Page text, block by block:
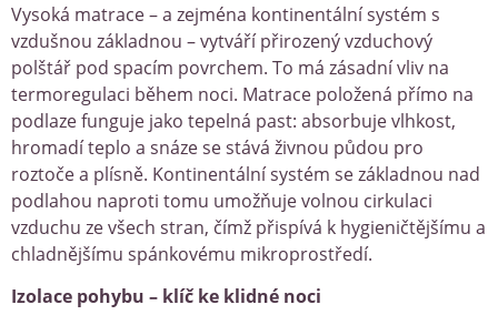
Vysoká matrace – a zejména kontinentální systém s
vzdušnou základnou – vytváří přirozený vzduchový
polštář pod spacím povrchem. To má zásadní vliv na
termoregulaci během noci. Matrace položená přímo na
podlaze funguje jako tepelná past: absorbuje vlhkost,
hromadí teplo a snáze se stává živnou půdou pro
roztoče a plísně. Kontinentální systém se základnou nad
podlahou naproti tomu umožňuje volnou cirkulaci
vzduchu ze všech stran, čímž přispívá k hygieničtějšímu a
chladnějšímu spánkovému mikroprostředí.
Izolace pohybu – klíč ke klidné noci